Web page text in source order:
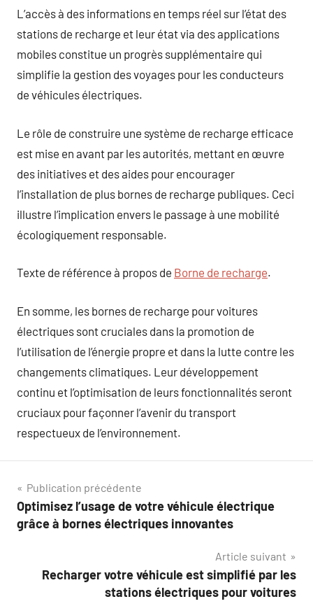
L’accès à des informations en temps réel sur l’état des
stations de recharge et leur état via des applications
mobiles constitue un progrès supplémentaire qui
simplifie la gestion des voyages pour les conducteurs
de véhicules électriques.
Le rôle de construire une système de recharge efficace
est mise en avant par les autorités, mettant en œuvre
des initiatives et des aides pour encourager
l’installation de plus bornes de recharge publiques. Ceci
illustre l’implication envers le passage à une mobilité
écologiquement responsable.
Texte de référence à propos de Borne de recharge.
En somme, les bornes de recharge pour voitures
électriques sont cruciales dans la promotion de
l’utilisation de l’énergie propre et dans la lutte contre les
changements climatiques. Leur développement
continu et l’optimisation de leurs fonctionnalités seront
cruciaux pour façonner l’avenir du transport
respectueux de l’environnement.
Navigation
de
Publication précédente
Optimisez l’usage de votre véhicule électrique
grâce à bornes électriques innovantes
Article suivant
Recharger votre véhicule est simplifié par les
stations électriques pour voitures